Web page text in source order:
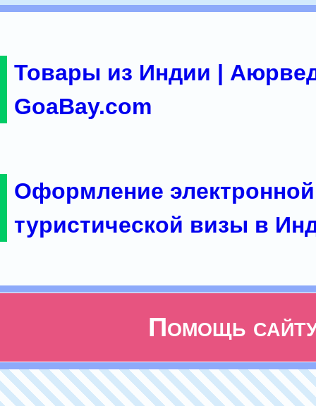
Товары из Индии |
GoaBay.com
Оформление электронной
туристической визы в
Помощь